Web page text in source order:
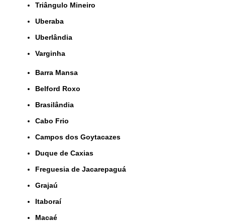
Triângulo Mineiro
Uberaba
Uberlândia
Varginha
Barra Mansa
Belford Roxo
Brasilândia
Cabo Frio
Campos dos Goytacazes
Duque de Caxias
Freguesia de Jacarepaguá
Grajaú
Itaboraí
Macaé